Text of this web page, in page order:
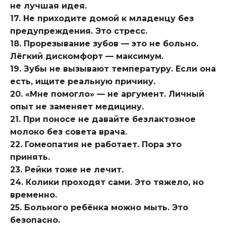
не лучшая идея.
17. Не приходите домой к младенцу без
предупреждения. Это стресс.
18. Прорезывание зубов — это не больно.
Лёгкий дискомфорт — максимум.
19. Зубы не вызывают температуру. Если она
есть, ищите реальную причину.
20. «Мне помогло» — не аргумент. Личный
опыт не заменяет медицину.
21. При поносе не давайте безлактозное
молоко без совета врача.
22. Гомеопатия не работает. Пора это
принять.
23. Рейки тоже не лечит.
24. Колики проходят сами. Это тяжело, но
временно.
25. Больного ребёнка можно мыть. Это
безопасно.